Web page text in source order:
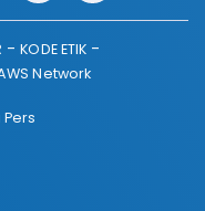
KODE ETIK
Network